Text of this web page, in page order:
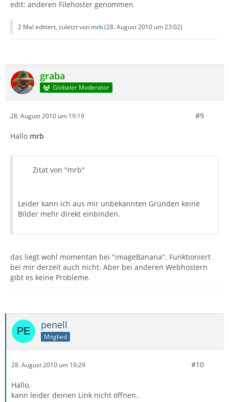
edit: anderen Filehoster genommen
2 Mal editiert, zuletzt von mrb(28. August 2010 um 23:02)
graba
Globaler Moderator
28. August 2010 um 19:19 #9
Hallo mrb
Zitat von "mrb"
Leider kann ich aus mir unbekannten Gründen keine
Bilder mehr direkt einbinden.
das liegt wohl momentan bei "imageBanana". Funktioniert
bei mir derzeit auch nicht. Aber bei anderen Webhostern
gibt es keine Probleme.
penell
Mitglied
28. August 2010 um 19:29 #10
Hallo,
kann leider deinen Link nicht öffnen.